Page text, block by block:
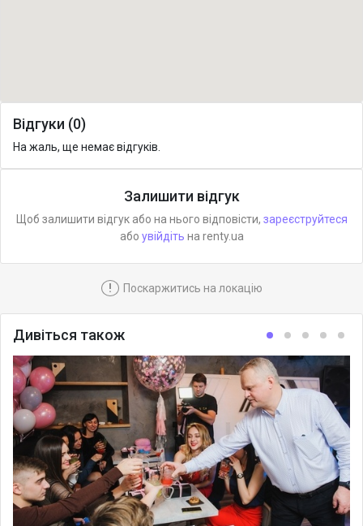
Відгуки (0)
На жаль, ще немає відгуків.
Залишити відгук
Щоб залишити відгук або на нього відповісти, зареєструйтеся
або увійдіть на renty.ua
! Поскаржитись на локацію
Дивіться також